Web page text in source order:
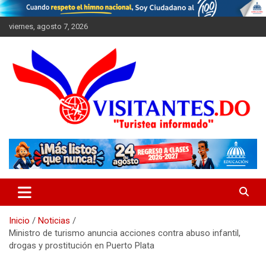
Saltar
al
contenido
viernes, agosto 7, 2026
Visitantes
Inicio
Noticias
Ministro de turismo anuncia acciones contra abuso infantil,
drogas y prostitución en Puerto Plata